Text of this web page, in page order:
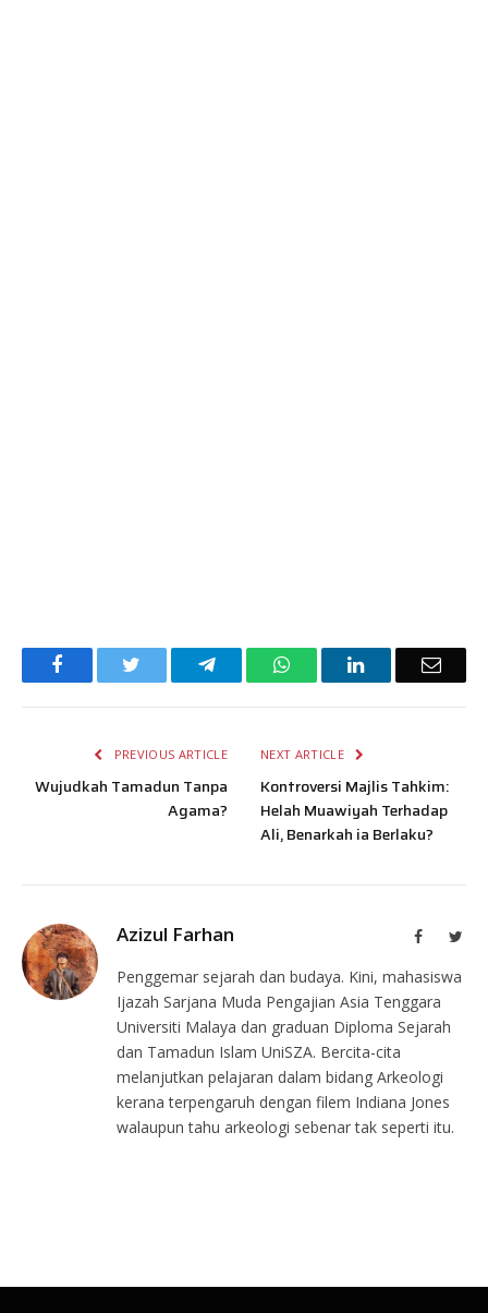
Facebook TelegramWhatsAppLinkedIn Email
PREVIOUS ARTICLE
Wujudkah Tamadun Tanpa
Agama?
NEXT ARTICLE
Kontroversi Majlis Tahkim:
Helah Muawiyah Terhadap
Ali, Benarkah ia Berlaku?
Azizul Farhan Facebook
Penggemar sejarah dan budaya. Kini, mahasiswa
Ijazah Sarjana Muda Pengajian Asia Tenggara
Universiti Malaya dan graduan Diploma Sejarah
dan Tamadun Islam UniSZA. Bercita-cita
melanjutkan pelajaran dalam bidang Arkeologi
kerana terpengaruh dengan filem Indiana Jones
walaupun tahu arkeologi sebenar tak seperti itu.